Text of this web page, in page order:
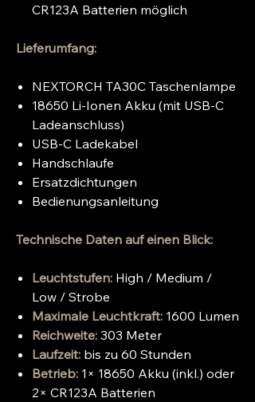
CR123A Batterien möglich
Lieferumfang:
NEXTORCH TA30C Taschenlampe
18650 Li-Ionen Akku (mit USB-C
Ladeanschluss)
USB-C Ladekabel
Handschlaufe
Ersatzdichtungen
Bedienungsanleitung
Technische Daten auf einen Blick:
Leuchtstufen: High / Medium /
Low / Strobe
Maximale Leuchtkraft: 1600 Lumen
Reichweite: 303 Meter
Laufzeit: bis zu 60 Stunden
Betrieb: 1× 18650 Akku (inkl.) oder
2× CR123A Batterien